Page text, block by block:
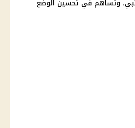
وتساهم في تحسين الوضع